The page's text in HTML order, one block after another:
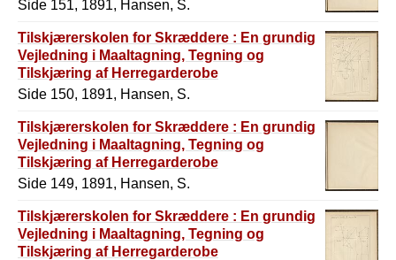
Side 151, 1891, Hansen, S.
Tilskjærerskolen for Skræddere : En grundig
Vejledning i Maaltagning, Tegning og
Tilskjæring af Herregarderobe
Side 150, 1891, Hansen, S.
Tilskjærerskolen for Skræddere : En grundig
Vejledning i Maaltagning, Tegning og
Tilskjæring af Herregarderobe
Side 149, 1891, Hansen, S.
Tilskjærerskolen for Skræddere : En grundig
Vejledning i Maaltagning, Tegning og
Tilskjæring af Herregarderobe